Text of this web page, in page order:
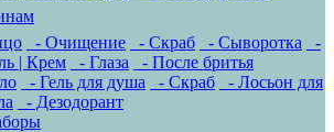
- Очищение - Скраб - Сыворотка
-
| Крем
- Глаза
- После бритья
- Гель для душа - Скраб
- Лосьон для
- Дезодорант